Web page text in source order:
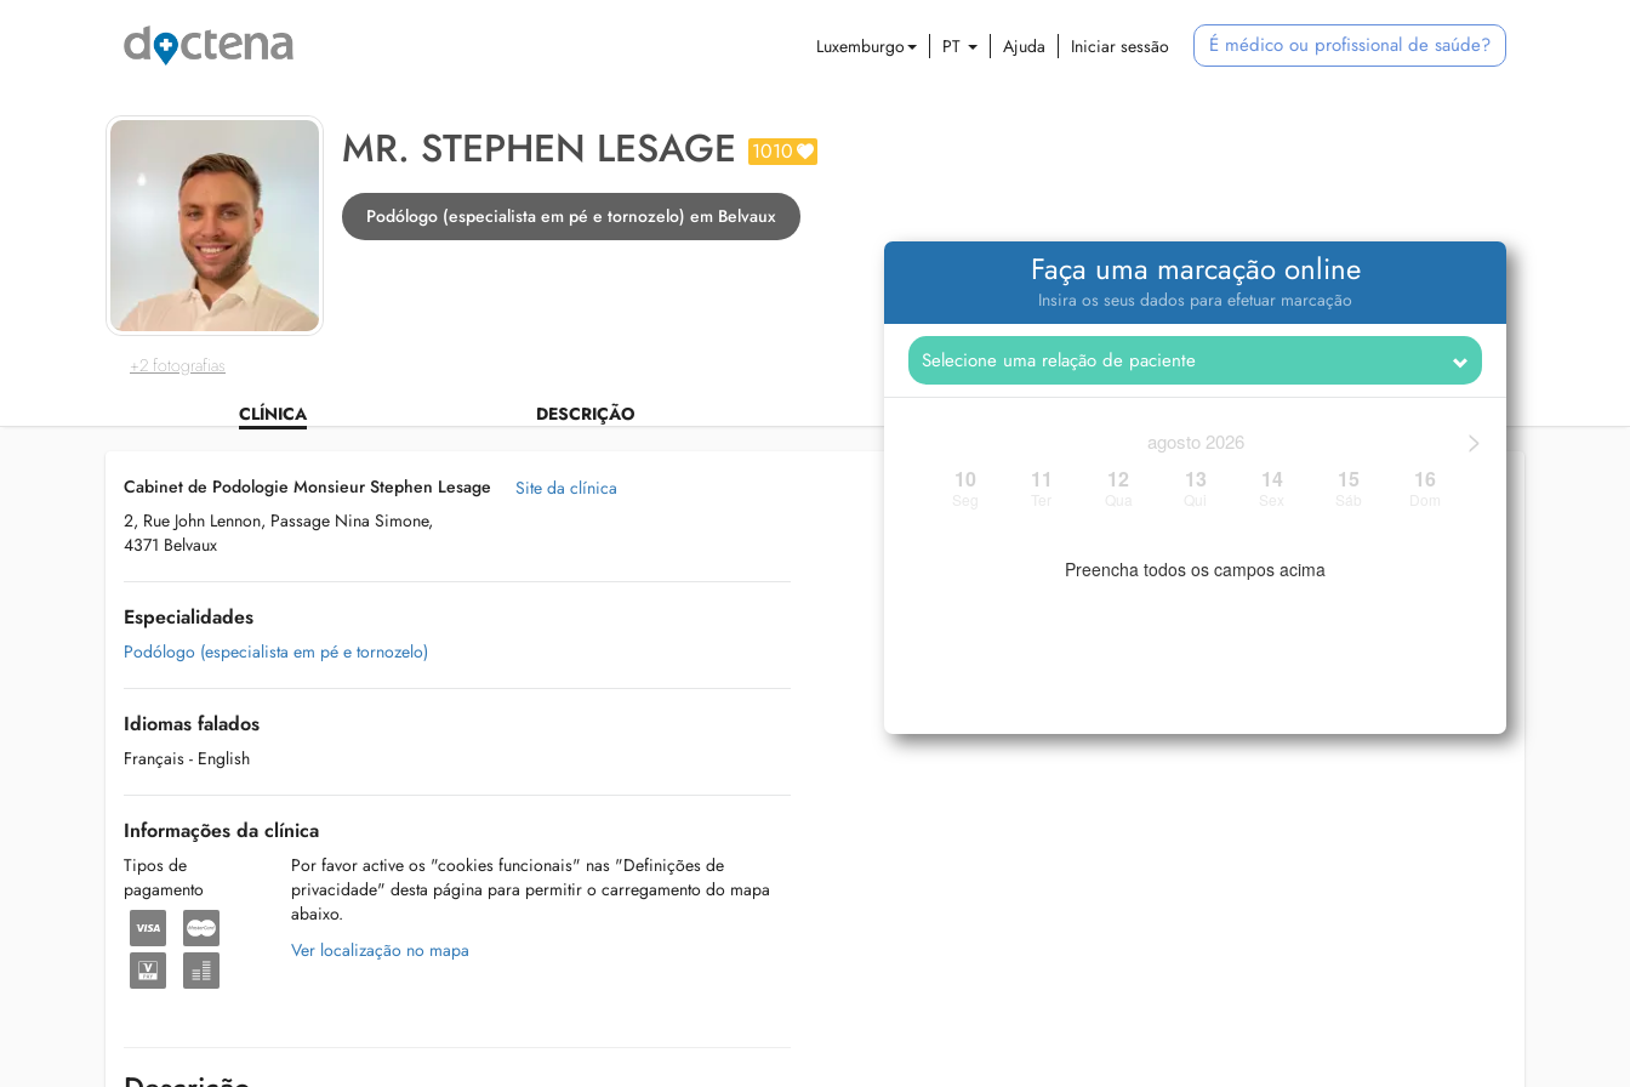
Luxemburgo PT Ajuda Iniciar sessão É médico ou profissional de saúde?
+2 fotografias
MR. STEPHEN LESAGE 1010
Podólogo (especialista em pé e tornozelo) em Belvaux
CLÍNICA DESCRIÇÃO
Faça uma marcação online
Insira os seus dados para efetuar marcação
>
agosto 2026
10 11 12 13 14 15 16
Preencha todos os campos acima
Cabinet de Podologie Monsieur Stephen Lesage
2, Rue John Lennon, Passage Nina Simone,
4371 Belvaux
Site da clínica
Especialidades
Podólogo (especialista em pé e tornozelo)
Idiomas falados
Français - English
Informações da clínica
Tipos de
pagamento
Por favor active os "cookies funcionais" nas "Definições de
privacidade" desta página para permitir o carregamento do mapa
abaixo.
Ver localização no mapa